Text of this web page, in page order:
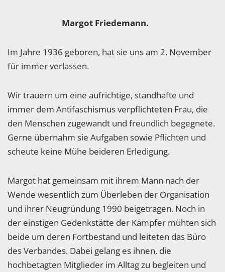
Margot Friedemann.
Im Jahre 1936 geboren, hat sie uns am 2. November
für immer verlassen.
Wir trauern um eine aufrichtige, standhafte und
immer dem Antifaschismus verpflichteten Frau, die
den Menschen zugewandt und freundlich begegnete.
Gerne übernahm sie Aufgaben sowie Pflichten und
scheute keine Mühe beideren Erledigung.
Margot hat gemeinsam mit ihrem Mann nach der
Wende wesentlich zum Überleben der Organisation
und ihrer Neugründung 1990 beigetragen. Noch in
der einstigen Gedenkstätte der Kämpfer mühten sich
beide um deren Fortbestand und leiteten das Büro
des Verbandes. Dabei gelang es ihnen, die
hochbetagten Mitglieder im Alltag zu begleiten und